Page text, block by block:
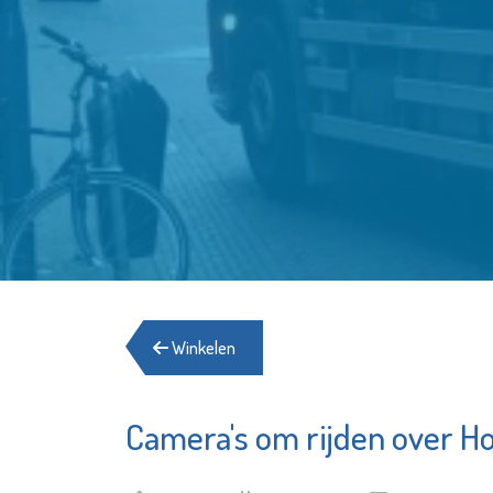
Winkelen
Camera's om rijden over
Bibliotheek